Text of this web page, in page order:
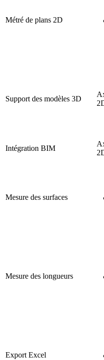
Métré de plans 2D
Support des modèles 3D
Intégration BIM
Mesure des surfaces
Mesure des longueurs
Export Excel